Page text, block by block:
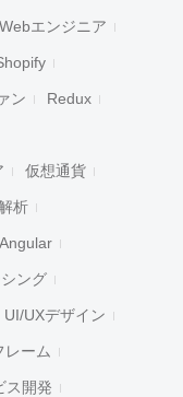
Webエンジニア
ン Redux
仮想通貨
析
Angular
ング
UI/UXデザイン
レーム
ス開発